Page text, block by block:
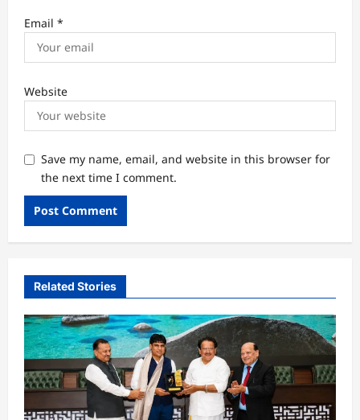
Email *
Website
Save my name, email, and website in this browser for
the next time I comment.
Related Stories